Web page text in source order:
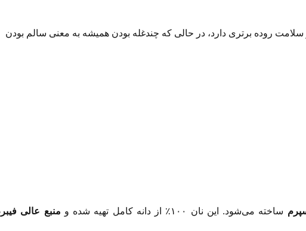
روده برتری دارد، در حالی که چندغله بودن همیشه به معنی سالم بودن
ساخته می‌شود. این نان ۱۰۰٪ از دانه کامل تهیه شده و
منبع عالی